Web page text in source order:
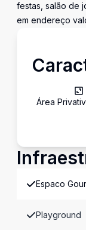
festas, salão de
em endereço
Área
Espaco
Playground